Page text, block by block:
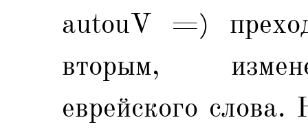
autouV =)
вторым,
еврейского